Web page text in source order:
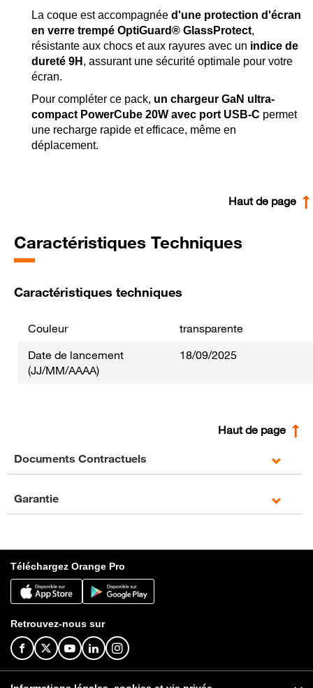
La coque est accompagnée d'une protection d'écran
en verre trempé OptiGuard® GlassProtect,
résistante aux chocs et aux rayures avec un indice de
dureté 9H , assurant une sécurité optimale pour votre
écran.
Pour compléter ce pack, un chargeur GaN ultra-
compact PowerCube 20W avec port USB-C permet
une recharge rapide et efficace, même en
déplacement.
Haut de page
Caractéristiques Techniques
Caractéristiques techniques
Couleur
transparente
Date de lancement
(JJ/MM/AAAA)
18/09/2025
Haut de page
Documents Contractuels
Garantie
Téléchargez Orange Pro
Retrouvez-nous sur